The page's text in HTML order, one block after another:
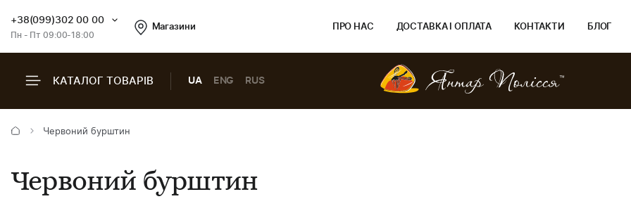
+38(099)302 00 00
Пн - Пт 09:00-18:00
Магазини ПРО НАС ДОСТАВКА І ОПЛАТА КОНТАКТИ БЛОГ
КАТАЛОГ ТОВАРІВ UA ENG RUS
Червоний бурштин
Червоний бурштин